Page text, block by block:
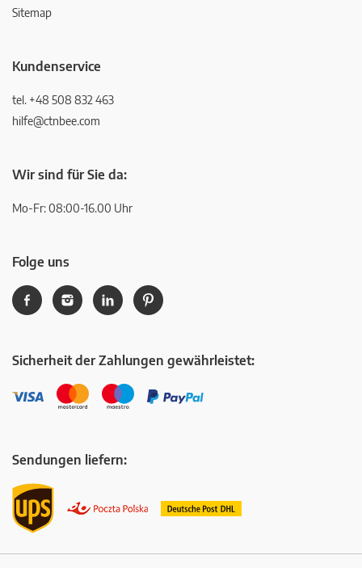
Sitemap
Kundenservice
tel. +48 508 832 463
hilfe@ctnbee.com
Wir sind für Sie da:
Mo-Fr: 08:00-16.00 Uhr
Folge uns
Sicherheit der Zahlungen gewährleistet:
Sendungen liefern: